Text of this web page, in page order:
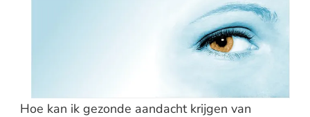
Hoe kan ik gezonde aandacht krijgen van